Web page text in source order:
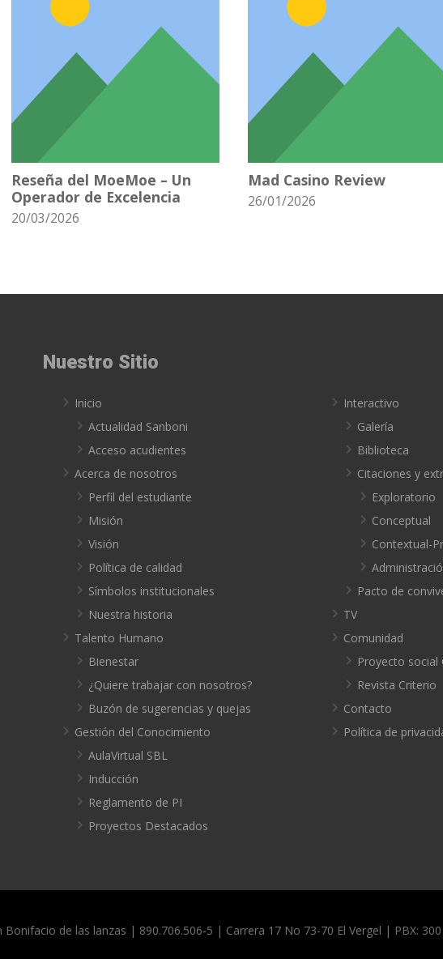
Reseña del MoeMoe – Un
Operador de Excelencia
20/03/2026
Mad Casino Review
26/01/2026
Nuestro Sitio
Inicio
Actualidad Sanboni
Acceso acudientes
Acerca de nosotros
Perfil del estudiante
Misión
Visión
Política de calidad
Símbolos institucionales
Nuestra historia
Talento Humano
Bienestar
¿Quiere trabajar con nosotros?
Buzón de sugerencias y quejas
Gestión del Conocimiento
AulaVirtual SBL
Inducción
Reglamento de PI
Proyectos Destacados
Interactivo
Galería
Biblioteca
Citaciones y
Exploratorio
Conceptual
Contextual-
Pacto de
TV
Comunidad
Proyecto social
Revista Criterio
Contacto
Política de
Bonifacio de las lanzas | 890.706.506-5 | Carrera 17 No 73-70 El Vergel | PBX: